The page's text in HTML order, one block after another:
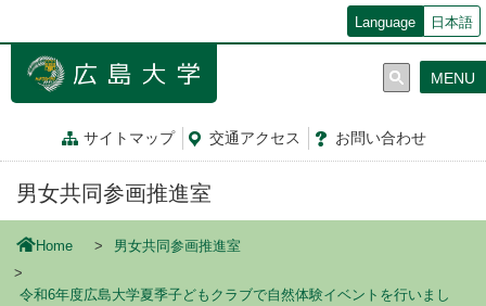
ン
Language 日本語
サイトマップ 交通アクセス お問い合わせ
MENU
男女共同参画推進室
Home 男女共同参画推進室
令和6年度広島大学夏季子どもクラブで自然体験イベントを行いまし